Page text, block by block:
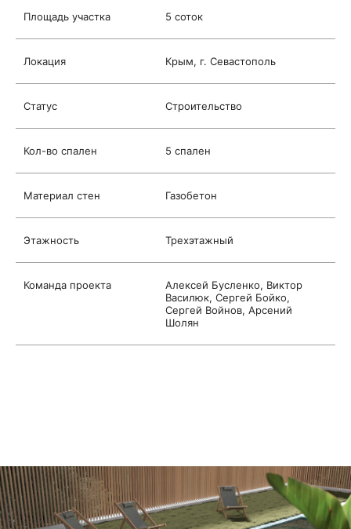
Площадь участка 5 соток
Локация Крым, г. Севастополь
Статус Строительство
Кол-во спален 5 спален
Материал стен Газобетон
Этажность Трехэтажный
Команда проекта
Алексей Бусленко, Виктор
Василюк, Сергей Бойко,
Сергей Войнов, Apceний
Шoлян